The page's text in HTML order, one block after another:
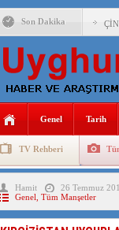
Son Dakika
Genel Tarih
TV Rehberi
Uygurlarda Düğün ve
Hamit
26 Temmuz
Genel Tüm Manşetler